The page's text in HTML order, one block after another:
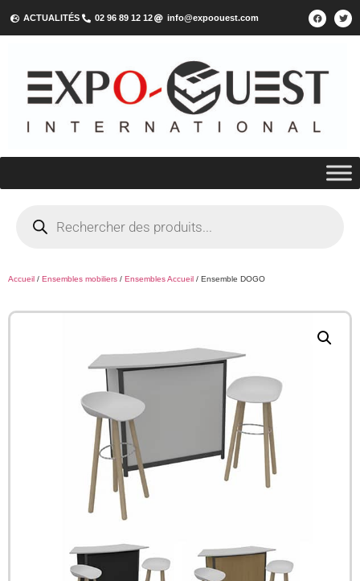
ACTUALITÉS 02 96 89 12 12 info@expoouest.com
Accueil / Ensembles mobiliers / Ensembles Accueil / Ensemble DOGO